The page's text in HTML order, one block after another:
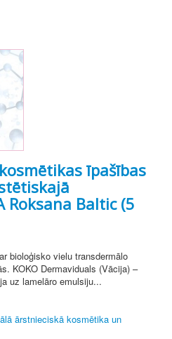
īpašības
Roksana Baltic (5
bioloģisko vielu transdermālo
KOKO Dermaviduals (Vācija) –
uz lamelāro emulsiju...
ārstnieciskā kosmētika un